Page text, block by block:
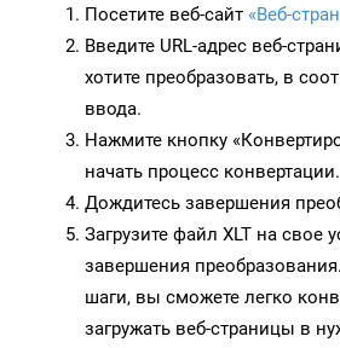
Посетите веб-сайт «Веб-
Введите URL-адрес веб-
хотите преобразовать, в
ввода.
Нажмите кнопку
начать процесс конвертации.
Дождитесь завершения
Загрузите файл XLT на свое
завершения
шаги, вы сможете легко
загружать веб-страницы в